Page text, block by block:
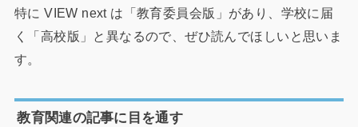
特に VIEW next は「教育委員会版」があり、学校に届
く「高校版」と異なるので、ぜひ読んでほしいと思いま
す。
教育関連の記事に目を通す